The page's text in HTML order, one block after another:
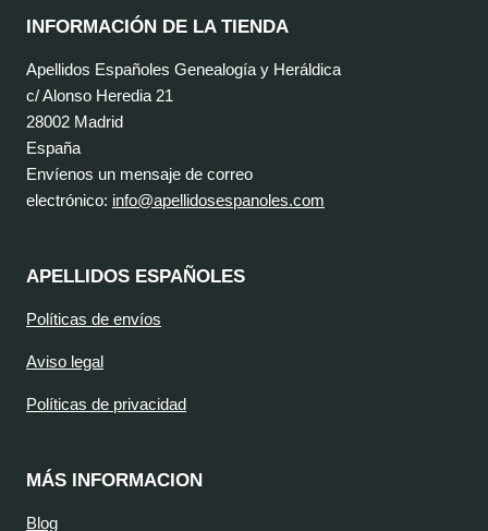
INFORMACIÓN DE LA TIENDA
Apellidos Españoles Genealogía y Heráldica
c/ Alonso Heredia 21
28002 Madrid
España
Envíenos un mensaje de correo
electrónico: info@apellidosespanoles.com
APELLIDOS ESPAÑOLES
Políticas de envíos
Aviso legal
Políticas de privacidad
MÁS INFORMACION
Blog